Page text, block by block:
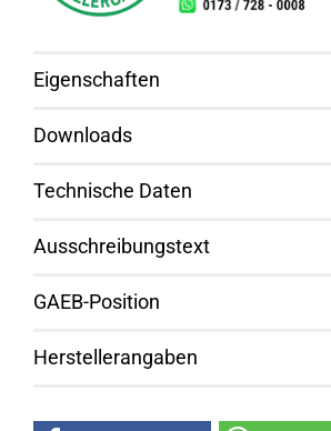
Eigenschaften
Downloads
Technische Daten
Ausschreibungstext
GAEB-Position
Herstellerangaben